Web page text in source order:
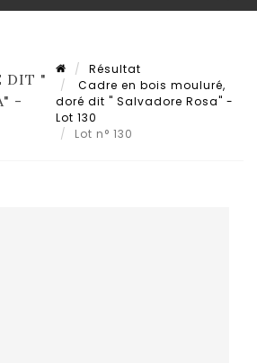
DIT "
-
Résultat
Cadre en bois mouluré,
doré dit " Salvadore Rosa" -
Lot 130
Lot n° 130